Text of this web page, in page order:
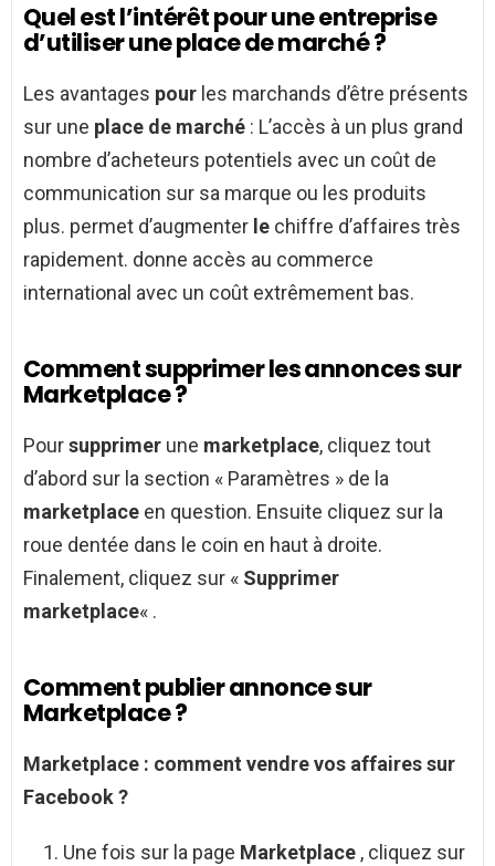
Quel est l’intérêt pour une entreprise
d’utiliser une place de marché ?
Les avantages pour les marchands d’être présents
sur une place de marché : L’accès à un plus grand
nombre d’acheteurs potentiels avec un coût de
communication sur sa marque ou les produits
plus. permet d’augmenter le chiffre d’affaires très
rapidement. donne accès au commerce
international avec un coût extrêmement bas.
Comment supprimer les annonces sur
Marketplace ?
Poursupprimer une marketplace, cliquez tout
d’abord sur la section « Paramètres » de la
marketplace en question. Ensuite cliquez sur la
roue dentée dans le coin en haut à droite.
Finalement, cliquez sur « Supprimer
marketplace« .
Comment publier annonce sur
Marketplace ?
Marketplace : comment vendre vos affaires sur
Facebook ?
Une fois sur la page Marketplace , cliquez sur